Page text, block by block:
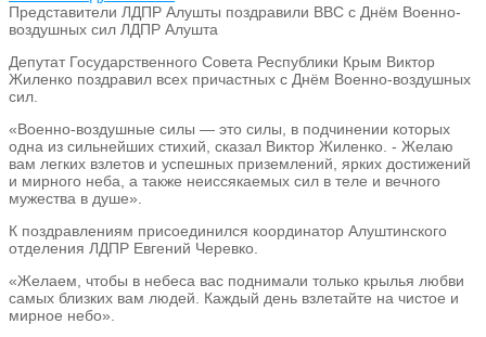
Представители ЛДПР Алушты поздравили ВВС с Днём Военно-
воздушных сил ЛДПР Алушта
Депутат Государственного Совета Республики Крым Виктор
Жиленко поздравил всех причастных с Днём Военно-воздушных
сил.
«Военно-воздушные силы — это силы, в подчинении которых
одна из сильнейших стихий, сказал Виктор Жиленко. - Желаю
вам легких взлетов и успешных приземлений, ярких достижений
и мирного неба, а также неиссякаемых сил в теле и вечного
мужества в душе».
К поздравлениям присоединился координатор Алуштинского
отделения ЛДПР Евгений Черевко.
«Желаем, чтобы в небеса вас поднимали только крылья любви
самых близких вам людей. Каждый день взлетайте на чистое и
мирное небо».